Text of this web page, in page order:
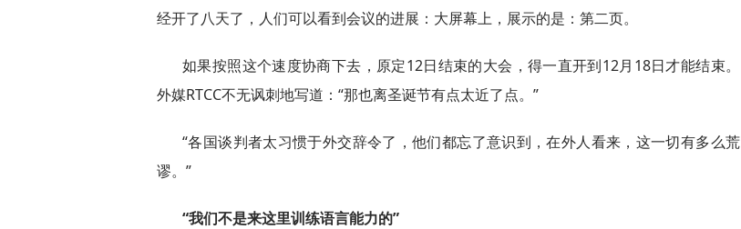
经开了八天了，人们可以看到会议的进展：大屏幕上，展示的是：第二页。
如果按照这个速度协商下去，原定12日结束的大会，得一直开到12月18日才能结束。
外媒RTCC不无讽刺地写道：“那也离圣诞节有点太近了点。”
“各国谈判者太习惯于外交辞令了，他们都忘了意识到，在外人看来，这一切有多么荒
谬。”
“我们不是来这里训练语言能力的”